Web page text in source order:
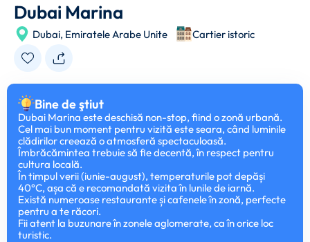
Dubai Marina
Dubai, Emiratele Arabe Unite Cartier istoric
Bine de ştiut
Dubai Marina este deschisă non-stop, fiind o zonă urbană.
Cel mai bun moment pentru vizită este seara, când luminile
clădirilor creează o atmosferă spectaculoasă.
Îmbrăcămintea trebuie să fie decentă, în respect pentru
cultura locală.
În timpul verii (iunie-august), temperaturile pot depăși
40°C, așa că e recomandată vizita în lunile de iarnă.
Există numeroase restaurante și cafenele în zonă, perfecte
pentru a te răcori.
Fii atent la buzunare în zonele aglomerate, ca în orice loc
turistic.